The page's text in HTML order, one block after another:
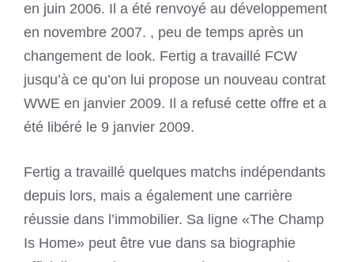
en juin 2006. Il a été renvoyé au développement
en novembre 2007. , peu de temps après un
changement de look. Fertig a travaillé FCW
jusqu’à ce qu’on lui propose un nouveau contrat
WWE en janvier 2009. Il a refusé cette offre et a
été libéré le 9 janvier 2009.
Fertig a travaillé quelques matchs indépendants
depuis lors, mais a également une carrière
réussie dans l’immobilier. Sa ligne «The Champ
Is Home» peut être vue dans sa biographie